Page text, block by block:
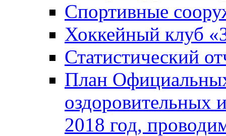
Спортивные
Хоккейный клуб
Статистический
План
оздоровительных
2018 год,